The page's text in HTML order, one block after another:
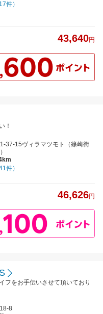
件）
43,640円
！
37-15ヴィラマツモト（篠崎街
件）
46,626円
フをお手伝いさせて頂いており
8